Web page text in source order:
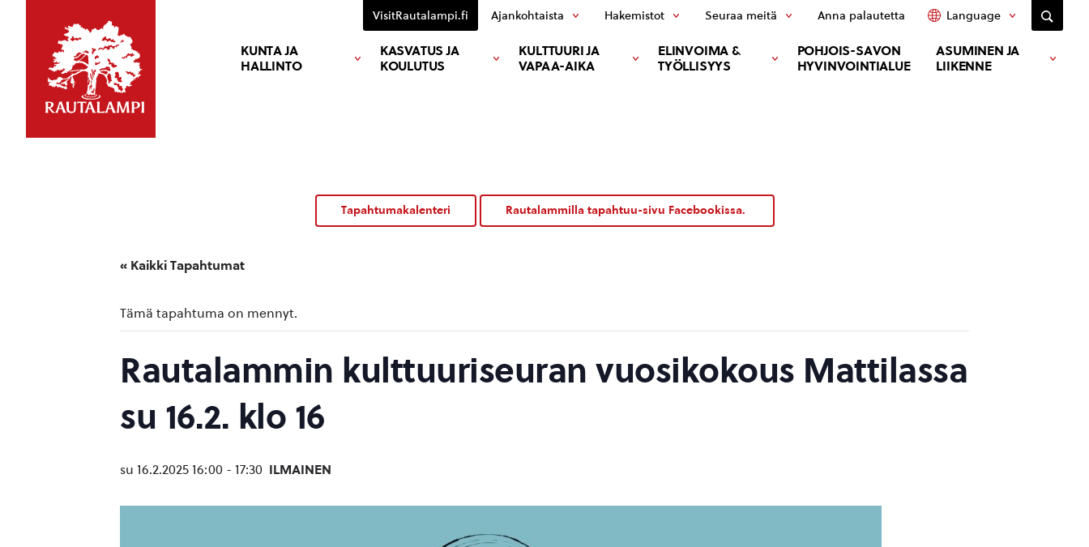
KUNTA JA
HALLINTO
KASVATUS JA
KOULUTUS
KULTTUURI JA
VAPAA-AIKA
ELINVOIMA &
TYÖLLISYYS
POHJOIS-SAVON
HYVINVOINTIALUE
ASUMINEN JA
LIIKENNE
VisitRautalampi.fi Ajankohtaista Hakemistot Seuraa meitä Anna palautetta Language
Tapahtumakalenteri Rautalammilla tapahtuu-sivu Facebookissa.
« Kaikki Tapahtumat
Tämä tapahtuma on mennyt.
Rautalammin kulttuuriseuran vuosikokous Mattilassa
su 16.2. klo 16
su 16.2.2025 16:00 - 17:30 ILMAINEN